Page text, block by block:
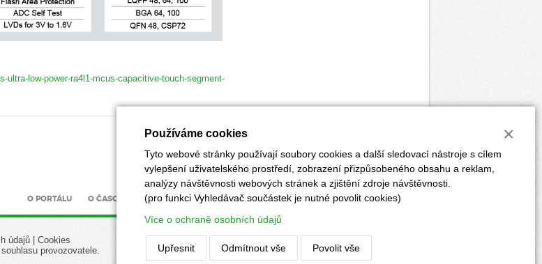
ultra-low-power-ra4l1-mcus-capacitive-touch-segment-
O PORTÁLU O ČASOPISU INZERCE UZÁVĚRKY POKYNY PRO AUTORY PŘEDPLATNÉ
údajů
Cookies
provozovatele.
Používáme cookies
Tyto webové stránky používají soubory cookies a další sledovací nástroje s cílem
vylepšení uživatelského prostředí, zobrazení přizpůsobeného obsahu a reklam,
analýzy návštěvnosti webových stránek a zjištění zdroje návštěvnosti.
(pro funkci Vyhledávač součástek je nutné povolit cookies)
Více o ochraně osobních údajů
Upřesnit Odmítnout vše Povolit vše
×